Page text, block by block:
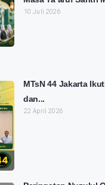
10 Juli 2026
MTsN 44 Jakarta
dan...
22 April 2026